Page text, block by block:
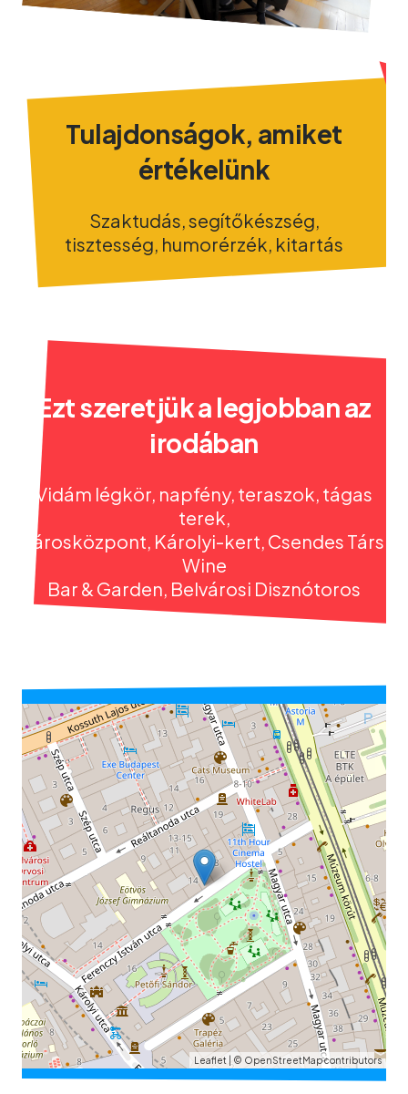
Tulajdonságok, amiket
értékelünk
Szaktudás, segítőkészség,
tisztesség, humorérzék, kitartás
Ezt szeretjük a legjobban az
irodában
Vidám légkör, napfény, teraszok, tágas
terek,
városközpont, Károlyi-kert, Csendes Társ
Wine
Bar & Garden, Belvárosi Disznótoros
Leaflet | © OpenStreetMapcontributors